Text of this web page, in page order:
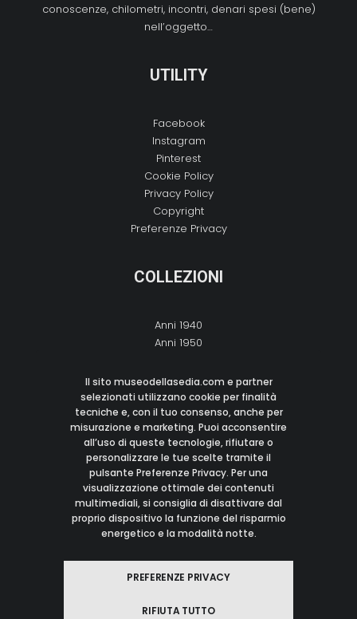
conoscenze, chilometri, incontri, denari spesi (bene)
nell’oggetto…
UTILITY
Facebook
Instagram
Pinterest
Cookie Policy
Privacy Policy
Copyright
Preferenze Privacy
COLLEZIONI
Anni 1940
Anni 1950
Anni 1970
Anni 1980
Anni 1990
Anni 2000
CONTATTI
M:info@museodellasedia.com
© 2021 Museo Della Sedia
Tutti i Diritti Riservati
Il sito museodellasedia.com e partner
selezionati utilizzano cookie per finalità
tecniche e, con il tuo consenso, anche per
misurazione e marketing. Puoi acconsentire
all’uso di queste tecnologie, rifiutare o
personalizzare le tue scelte tramite il
pulsante Preferenze Privacy. Per una
visualizzazione ottimale dei contenuti
multimediali, si consiglia di disattivare dal
proprio dispositivo la funzione del risparmio
energetico e la modalità notte.
PREFERENZE PRIVACY
RIFIUTA TUTTO